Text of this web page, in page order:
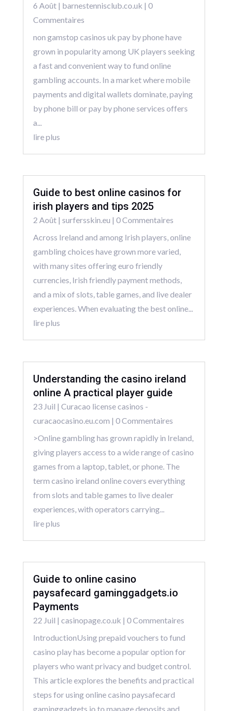
6 Août| barnestennisclub.co.uk | 0
Commentaires
non gamstop casinos uk pay by phone have
grown in popularity among UK players seeking
a fast and convenient way to fund online
gambling accounts. In a market where mobile
payments and digital wallets dominate, paying
by phone bill or pay by phone services offers
a...
lire plus
Guide to best online casinos for
irish players and tips 2025
2 Août| surfersskin.eu | 0 Commentaires
Across Ireland and among Irish players, online
gambling choices have grown more varied,
with many sites offering euro friendly
currencies, Irish friendly payment methods,
and a mix of slots, table games, and live dealer
experiences. When evaluating the best online...
lire plus
Understanding the casino ireland
online A practical player guide
23 Juil | Curacao license casinos -
curacaocasino.eu.com | 0 Commentaires
>Online gambling has grown rapidly in Ireland,
giving players access to a wide range of casino
games from a laptop, tablet, or phone. The
term casino ireland online covers everything
from slots and table games to live dealer
experiences, with operators carrying...
lire plus
Guide to online casino
paysafecard gaminggadgets.io
Payments
22 Juil | casinopage.co.uk | 0 Commentaires
IntroductionUsing prepaid vouchers to fund
casino play has become a popular option for
players who want privacy and budget control.
This article explores the benefits and practical
steps for using online casino paysafecard
gaminggadgets.io to manage deposits and